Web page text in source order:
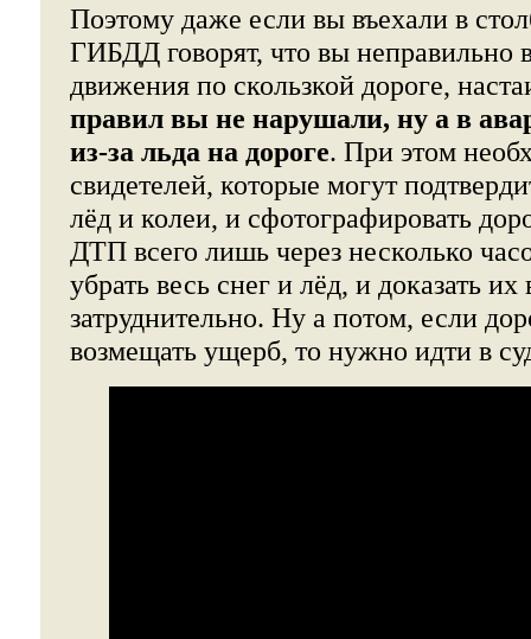
Поэтому даже если вы въехали в
ГИБДД говорят, что вы неправильно
движения по скользкой дороге,
правил вы не нарушали, ну а в
из-за льда на дороге. При этом
свидетелей, которые могут
лёд и колеи, и сфотографировать
ДТП всего лишь через несколько
убрать весь снег и лёд, и доказать их
затруднительно. Ну а потом, если
возмещать ущерб, то нужно идти в